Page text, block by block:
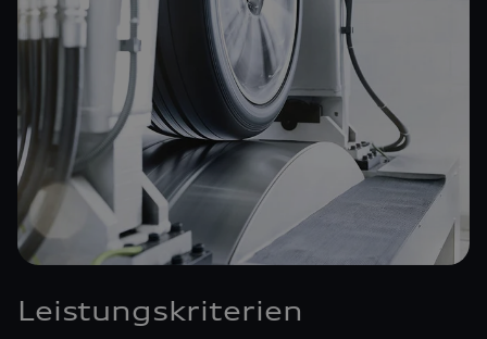
Leistungskriterien